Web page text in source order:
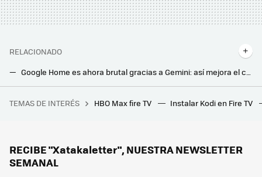
RELACIONADO
Google Home se actualiza para olvidarse del WiFi. Así podrás controlar ahora el hogar conectado
Este programador se cansó de los bots que acosaban (y saqueaban) su web. Ha terminado usando un ingenioso malware contra ellos
TEMAS DE INTERÉS HBO Max fire TV Instalar Kodi en Fire TV
RECIBE "Xatakaletter", NUESTRA NEWSLETTER
SEMANAL